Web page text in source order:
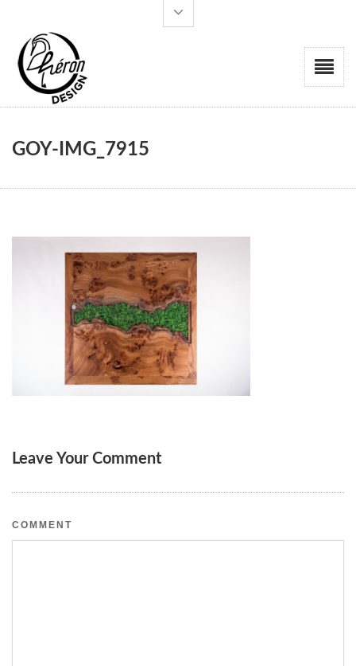
GOY-IMG_7915
Leave Your Comment
COMMENT